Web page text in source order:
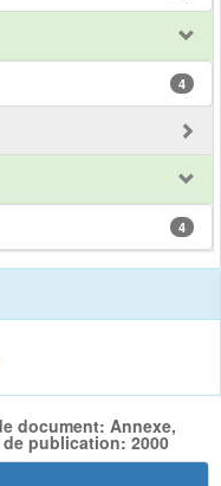
4
4
document: Annexe,
publication: 2000